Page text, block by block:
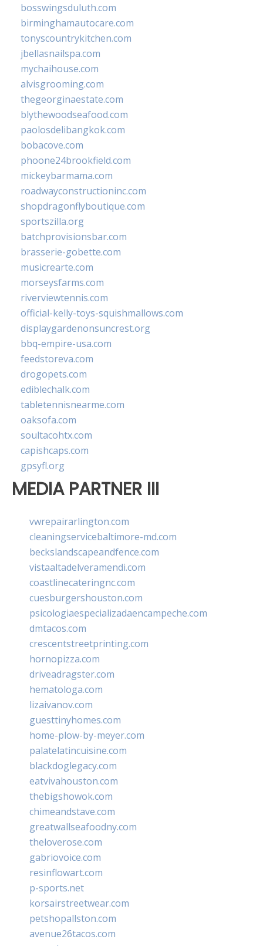
bosswingsduluth.com
birminghamautocare.com
tonyscountrykitchen.com
jbellasnailspa.com
mychaihouse.com
alvisgrooming.com
thegeorginaestate.com
blythewoodseafood.com
paolosdelibangkok.com
bobacove.com
phoone24brookfield.com
mickeybarmama.com
roadwayconstructioninc.com
shopdragonflyboutique.com
sportszilla.org
batchprovisionsbar.com
brasserie-gobette.com
musicrearte.com
morseysfarms.com
riverviewtennis.com
official-kelly-toys-squishmallows.com
displaygardenonsuncrest.org
bbq-empire-usa.com
feedstoreva.com
drogopets.com
ediblechalk.com
tabletennisnearme.com
oaksofa.com
soultacohtx.com
capishcaps.com
gpsyfl.org
MEDIA PARTNER III
vwrepairarlington.com
cleaningservicebaltimore-md.com
beckslandscapeandfence.com
vistaaltadelveramendi.com
coastlinecateringnc.com
cuesburgershouston.com
psicologiaespecializadaencampeche.com
dmtacos.com
crescentstreetprinting.com
hornopizza.com
driveadragster.com
hematologa.com
lizaivanov.com
guesttinyhomes.com
home-plow-by-meyer.com
palatelatincuisine.com
blackdoglegacy.com
eatvivahouston.com
thebigshowok.com
chimeandstave.com
greatwallseafoodny.com
theloverose.com
gabriovoice.com
resinflowart.com
p-sports.net
korsairstreetwear.com
petshopallston.com
avenue26tacos.com